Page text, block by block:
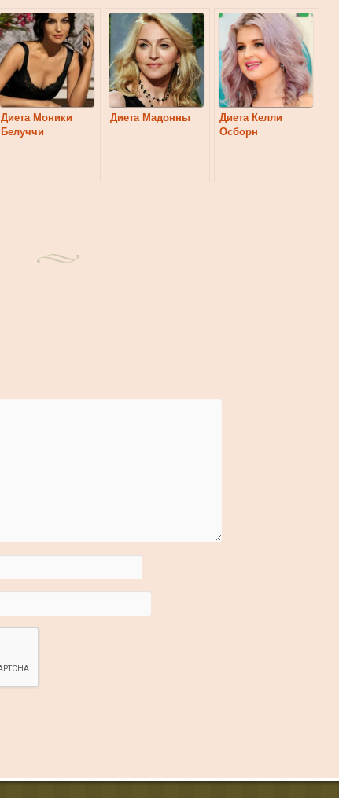
Диета Моники
Белуччи
Диета Мадонны
Диета Келли
Осборн